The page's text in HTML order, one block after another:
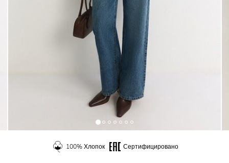
100% Хлопок Сертифицировано